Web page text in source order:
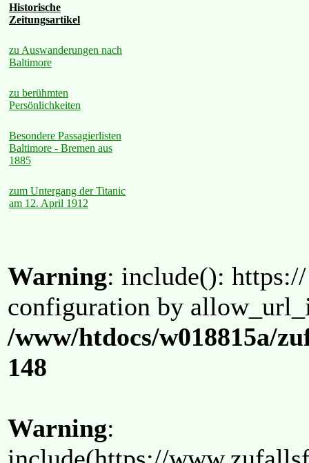
Historische
Zeitungsartikel
zu Auswanderungen nach
Baltimore
zu berühmten
Persönlichkeiten
Besondere Passagierlisten
Baltimore - Bremen aus
1885
zum Untergang der Titanic
am 12. April 1912
Warning: include():
configuration by
/www/htdocs/w018815a/
148
Warning: